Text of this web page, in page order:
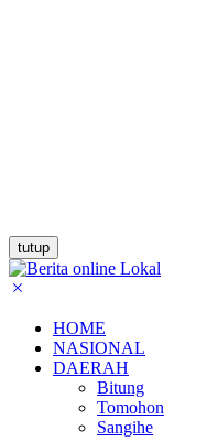
tutup
HOME
NASIONAL
DAERAH
Bitung
Tomohon
Sangihe